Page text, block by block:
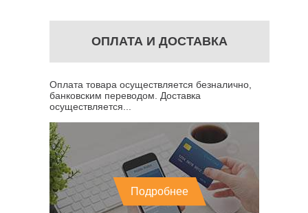
ОПЛАТА И ДОСТАВКА
Оплата товара осуществляется безналично,
банковским переводом. Доставка
осуществляется...
Подробнее